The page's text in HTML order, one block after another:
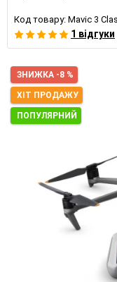
Код товару: Mavic 3
1 відгуки
ЗНИЖКА -8 %
ХІТ ПРОДАЖУ
ПОПУЛЯРНИЙ